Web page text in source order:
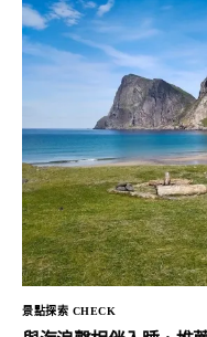
景點探索 CHECK